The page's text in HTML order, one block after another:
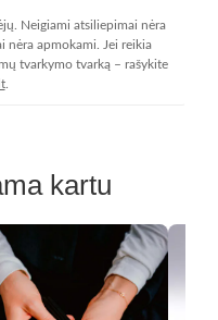
Neigiami atsiliepimai nėra
nėra apmokami. Jei reikia
tvarkymo tvarką – rašykite
.
kartu